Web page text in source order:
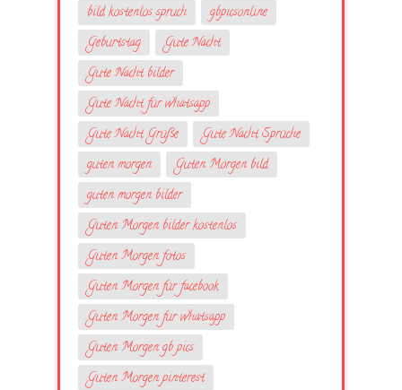
bild kostenlos spruch
gbpicsonline
Geburtstag
Gute Nacht
Gute Nacht bilder
Gute Nacht für whatsapp
Gute Nacht Grüße
Gute Nacht Sprüche
guten morgen
Guten Morgen bild
guten morgen bilder
Guten Morgen bilder kostenlos
Guten Morgen fotos
Guten Morgen für facebook
Guten Morgen für whatsapp
Guten Morgen gb pics
Guten Morgen pinterest